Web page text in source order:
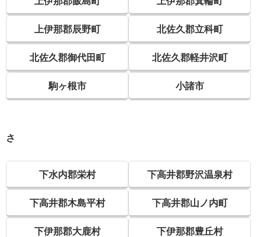
上伊那郡辰野町 北佐久郡立科町
北佐久郡御代田町 北佐久郡軽井沢町
駒ヶ根市 小諸市
さ
下水内郡栄村 下高井郡野沢温泉村
下高井郡木島平村 下高井郡山ノ内町
下伊那郡大鹿村 下伊那郡豊丘村